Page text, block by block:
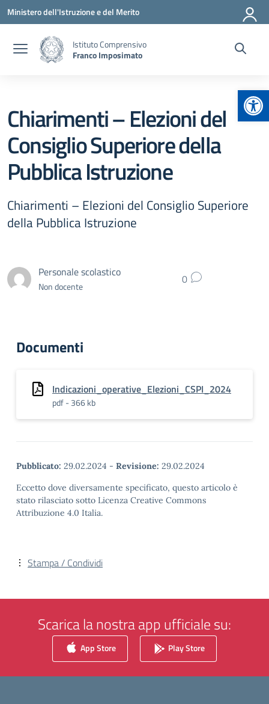
Vai ai contenuti
Vai al menu di navigazione
Vai al footer
Ministero dell'Istruzione e del Merito
Istituto Comprensivo
Franco Imposimato
Chiarimenti – Elezioni del
Consiglio Superiore della
Pubblica Istruzione
Chiarimenti – Elezioni del Consiglio Superiore
della Pubblica Istruzione
Personale scolastico
Non docente 0
Documenti
Indicazioni_operative_Elezioni_CSPI_2024
pdf - 366 kb
Pubblicato: 29.02.2024 - Revisione: 29.02.2024
Eccetto dove diversamente specificato, questo articolo è
stato rilasciato sotto Licenza Creative Commons
Attribuzione 4.0 Italia.
Stampa / Condividi
Scarica la nostra app ufficiale su:
App Store Play Store